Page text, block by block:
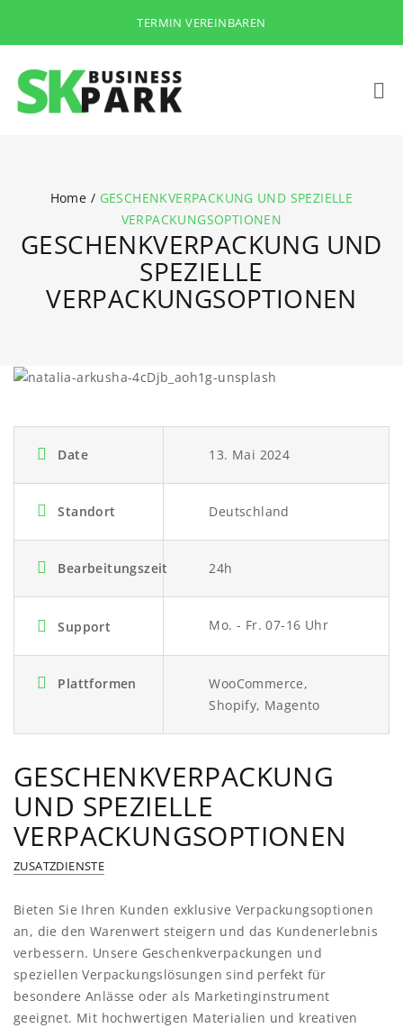
TERMIN VEREINBAREN
Home / GESCHENKVERPACKUNG UND SPEZIELLE
VERPACKUNGSOPTIONEN
GESCHENKVERPACKUNG UND
SPEZIELLE
VERPACKUNGSOPTIONEN
Date 13. Mai 2024
Standort Deutschland
Bearbeitungszeit 24h
Support Mo. - Fr. 07-16 Uhr
Plattformen
WooCommerce,
Shopify, Magento
GESCHENKVERPACKUNG
UND SPEZIELLE
VERPACKUNGSOPTIONEN
ZUSATZDIENSTE
Bieten Sie Ihren Kunden exklusive Verpackungsoptionen
an, die den Warenwert steigern und das Kundenerlebnis
verbessern. Unsere Geschenkverpackungen und
speziellen Verpackungslösungen sind perfekt für
besondere Anlässe oder als Marketinginstrument
geeignet. Mit hochwertigen Materialien und kreativen